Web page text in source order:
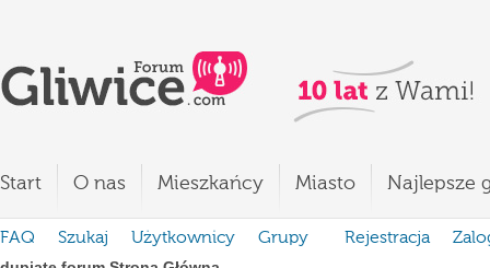
Start O nas Mieszkańcy Miasto Najlepsze
FAQ Szukaj Użytkownicy Grupy Rejestracja